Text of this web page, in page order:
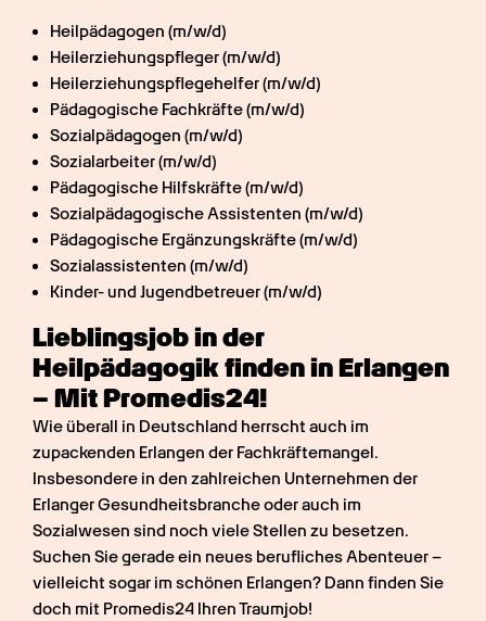
Heilpädagogen (m/w/d)
Heilerziehungspfleger (m/w/d)
Heilerziehungspflegehelfer (m/w/d)
Pädagogische Fachkräfte (m/w/d)
Sozialpädagogen (m/w/d)
Sozialarbeiter (m/w/d)
Pädagogische Hilfskräfte (m/w/d)
Sozialpädagogische Assistenten (m/w/d)
Pädagogische Ergänzungskräfte (m/w/d)
Sozialassistenten (m/w/d)
Kinder- und Jugendbetreuer (m/w/d)
Lieblingsjob in der
Heilpädagogik finden in Erlangen
– Mit Promedis24!
Wie überall in Deutschland herrscht auch im
zupackenden Erlangen der Fachkräftemangel.
Insbesondere in den zahlreichen Unternehmen der
Erlanger Gesundheitsbranche oder auch im
Sozialwesen sind noch viele Stellen zu besetzen.
Suchen Sie gerade ein neues berufliches Abenteuer –
vielleicht sogar im schönen Erlangen? Dann finden Sie
doch mit Promedis24 Ihren Traumjob!